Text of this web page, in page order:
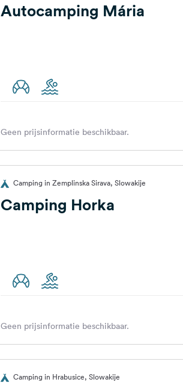
Autocamping Mária
Geen prijsinformatie beschikbaar.
Camping in Zemplinska Sirava, Slowakije
Camping Horka
Geen prijsinformatie beschikbaar.
Camping in Hrabusice, Slowakije